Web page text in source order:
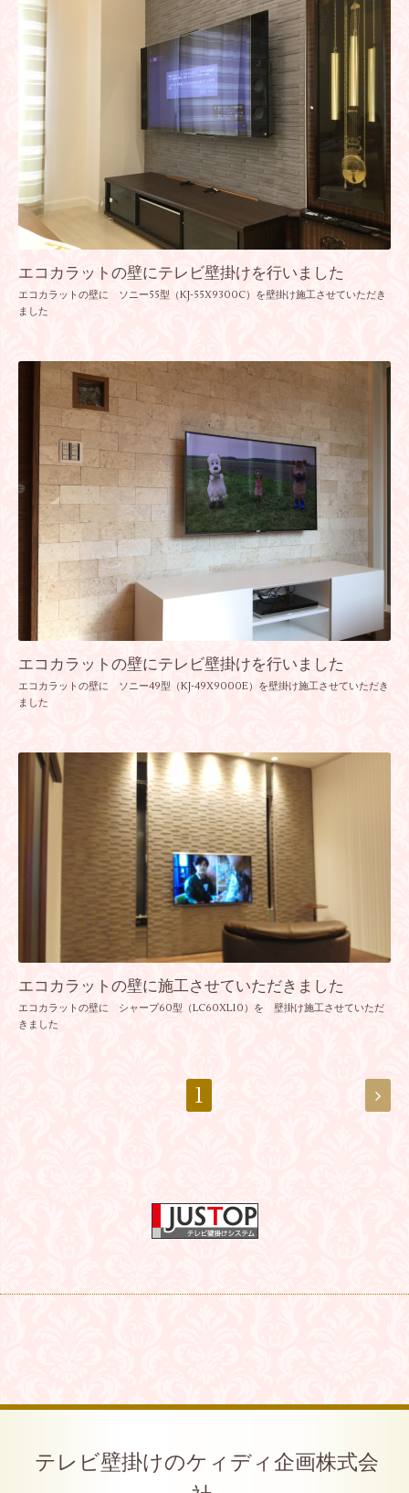
エコカラットの壁にテレビ壁掛けを行いました
エコカラットの壁に ソニー55型（KJ-55X9300C）を壁掛け施工させていただき
ました
エコカラットの壁にテレビ壁掛けを行いました
エコカラットの壁に ソニー49型（KJ-49X9000E）を壁掛け施工させていただき
ました
エコカラットの壁に施工させていただきました
エコカラットの壁に シャープ60型（LC60XL10）を 壁掛け施工させていただ
きました
1
テレビ壁掛けのケィディ企画株式会